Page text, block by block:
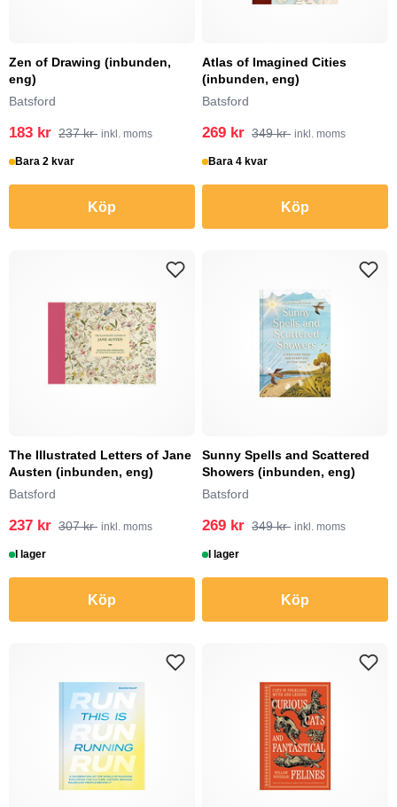
Zen of Drawing (inbunden,
eng)
Batsford
183 kr 237 kr inkl. moms
Bara 2 kvar
Köp
Atlas of Imagined Cities
(inbunden, eng)
Batsford
269 kr 349 kr inkl. moms
Bara 4 kvar
Köp
The Illustrated Letters of Jane
Austen (inbunden, eng)
Batsford
237 kr 307 kr inkl. moms
I lager
Köp
Sunny Spells and Scattered
Showers (inbunden, eng)
Batsford
269 kr 349 kr inkl. moms
I lager
Köp